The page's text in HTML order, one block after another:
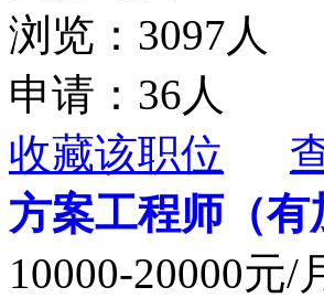
浏览：3097人
申请：36人
收藏该职位
方案工程师（有
10000-20000元/